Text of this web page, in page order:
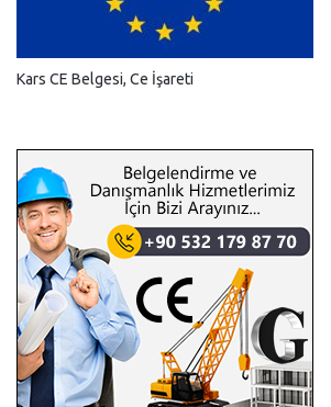
Kars CE Belgesi, Ce İşareti